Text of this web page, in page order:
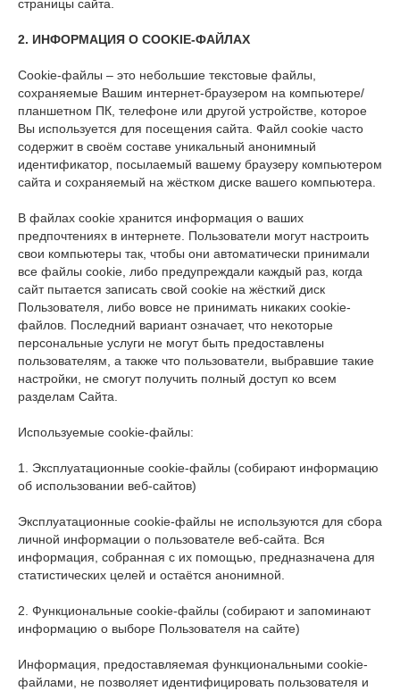
страницы сайта.
2. ИНФОРМАЦИЯ О COOKIE-ФАЙЛАХ
Cookie-файлы – это небольшие текстовые файлы,
сохраняемые Вашим интернет-браузером на компьютере/
планшетном ПК, телефоне или другой устройстве, которое
Вы используется для посещения сайта. Файл cookie часто
содержит в своём составе уникальный анонимный
идентификатор, посылаемый вашему браузеру компьютером
сайта и сохраняемый на жёстком диске вашего компьютера.
В файлах cookie хранится информация о ваших
предпочтениях в интернете. Пользователи могут настроить
свои компьютеры так, чтобы они автоматически принимали
все файлы cookie, либо предупреждали каждый раз, когда
сайт пытается записать свой cookie на жёсткий диск
Пользователя, либо вовсе не принимать никаких cookie-
файлов. Последний вариант означает, что некоторые
персональные услуги не могут быть предоставлены
пользователям, а также что пользователи, выбравшие такие
настройки, не смогут получить полный доступ ко всем
разделам Сайта.
Используемые cookie-файлы:
1. Эксплуатационные cookie-файлы (собирают информацию
об использовании веб-сайтов)
Эксплуатационные cookie-файлы не используются для сбора
личной информации о пользователе веб-сайта. Вся
информация, собранная с их помощью, предназначена для
статистических целей и остаётся анонимной.
2. Функциональные cookie-файлы (собирают и запоминают
информацию о выборе Пользователя на сайте)
Информация, предоставляемая функциональными cookie-
файлами, не позволяет идентифицировать пользователя и